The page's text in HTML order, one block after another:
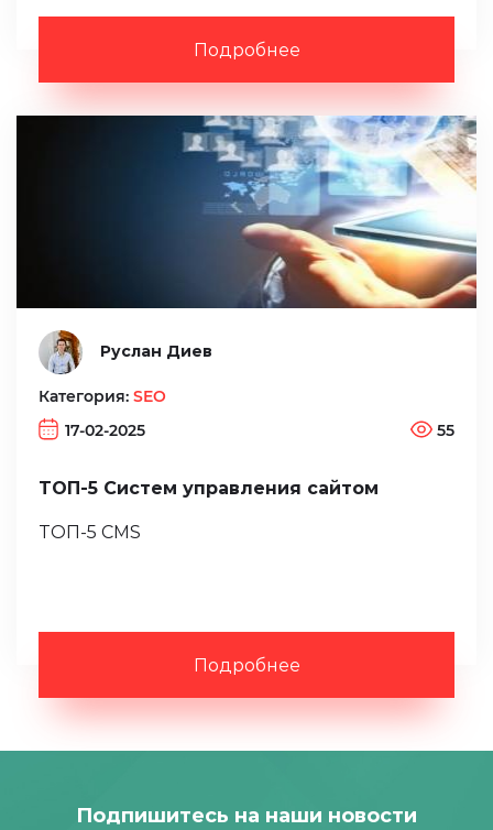
Подробнее
Руслан Диев
Категория: SEO
17-02-2025
55
ТОП-5 Систем управления сайтом
ТОП-5 CMS
Подробнее
Подпишитесь на наши новости